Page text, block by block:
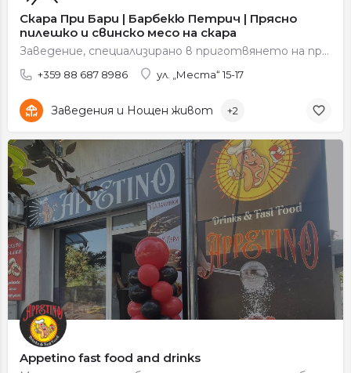
Скара При Бари | Барбекю Петрич | Прясно
пилешко и свинско месо на скара
Заведение, специализирано в приготвянето на прясно пилешко и свинско месо на скара и вкусни барбекю предложения.
+359 88 687 8986 ул. „Места“ 15-17
Заведения и Нощен живот +2
Appetino fast food and drinks